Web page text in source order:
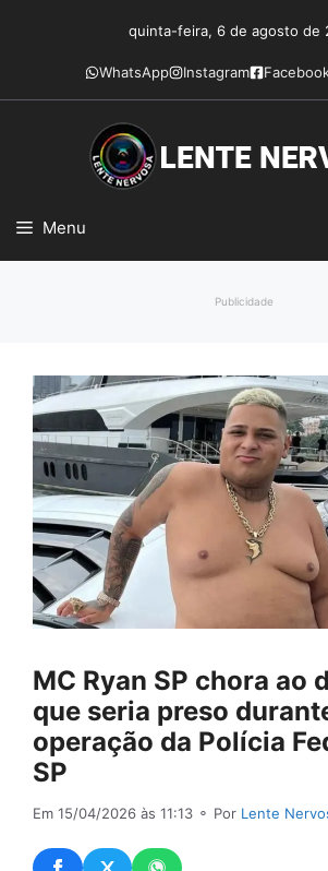
conteúdo
quinta-feira, 6 de agosto de
WhatsApp Instagram
Menu
Publicidade
MC Ryan SP chora ao
que seria preso
operação da Polícia
SP
Em 15/04/2026 às 11:13 ⚬ Por Lente